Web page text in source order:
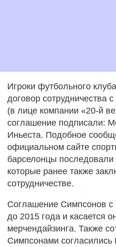
Игроки футбольного
договор сотрудничества
(в лице компании «20-й
соглашение подписали:
Иньеста. Подобное
официальном сайте
барселонцы
которые ранее также
сотрудничестве.
Соглашение Симпсонов с
до 2015 года и касается
мерчендайзинга. Также
Симпсонами